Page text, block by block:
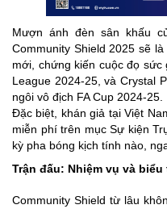
Mượn ánh đèn sân khấu
Community Shield 2025 sẽ
mới, chứng kiến cuộc đọ sức
League 2024‑25, và Crystal
ngôi vô địch FA Cup 2024‑25.
Đặc biệt, khán giả tại Việt
miễn phí trên mục Sự kiện
kỳ pha bóng kịch tính nào,
Trận đấu: Nhiệm vụ và
Community Shield từ lâu